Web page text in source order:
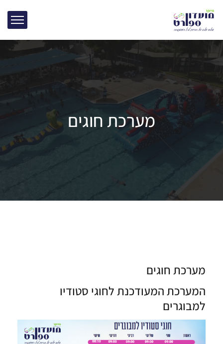
מערכת חוגים
מערכת חוגים
המערכת המעודכנת לחוגי סטודיו
למבוגרים